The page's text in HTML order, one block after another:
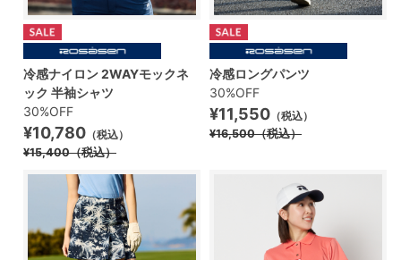
冷感ナイロン 2WAYモックネ
ック 半袖シャツ
30%OFF
¥10,780 （税込）
¥15,400（税込）
冷感ロングパンツ
30%OFF
¥11,550 （税込）
¥16,500（税込）